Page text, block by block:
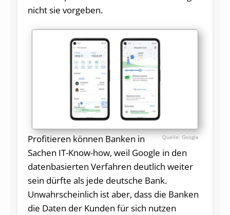
nicht sie vorgeben.
Google
Profitieren können Banken in
Sachen IT-Know-how, weil Google in den
datenbasierten Verfahren deutlich weiter
sein dürfte als jede deutsche Bank.
Unwahrscheinlich ist aber, dass die Banken
die Daten der Kunden für sich nutzen